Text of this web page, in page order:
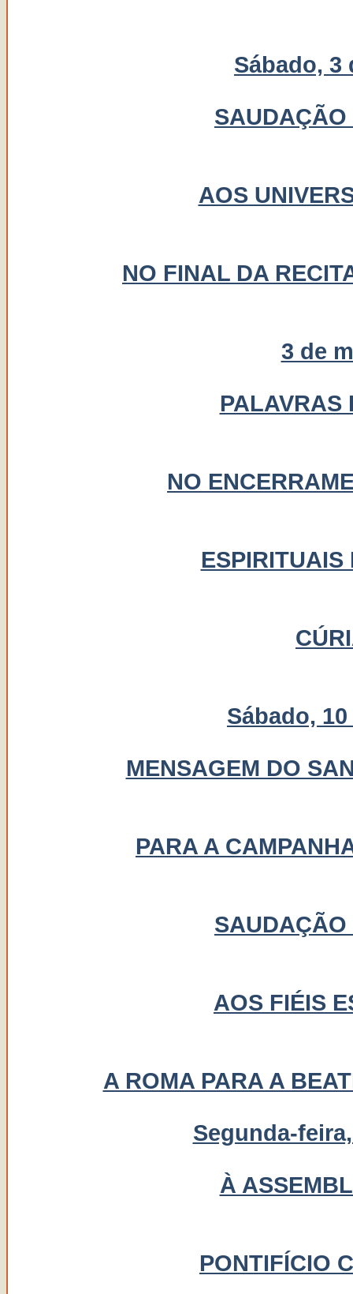
Sábado, 3
SAUDAÇÃO
AOS
NO FINAL DA
3 de
PALAVRAS
NO
Sábado,
MENSAGEM DO
PARA A
SAUDAÇÃO
AOS FIÉIS
A ROMA PARA A
Segunda-
À
PONTIFÍCIO